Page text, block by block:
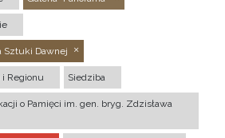
Sztuki Dawnej
Regionu Siedziba
o Pamięci im. gen. bryg. Zdzisława